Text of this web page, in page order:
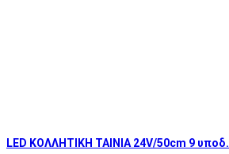
LED ΚΟΛΛΗΤΙΚΗ ΤΑΙΝΙΑ 24V/50cm 9 υποδ.